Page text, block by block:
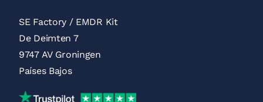
SE Factory / EMDR Kit
De Deimten 7
9747 AV Groningen
Países Bajos
Reseñas de Trustpilot